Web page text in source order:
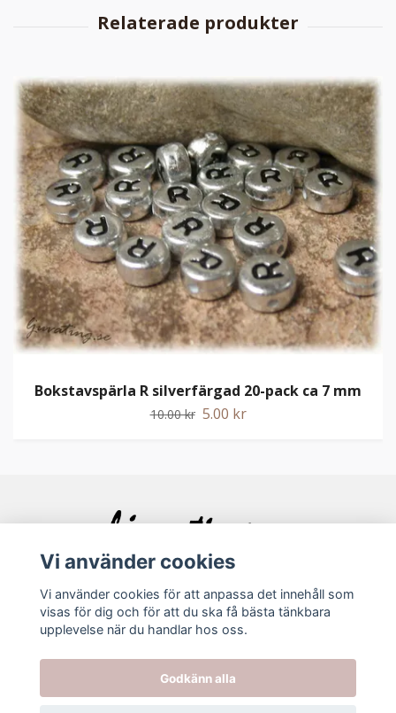
Bokstavspärla R silverfärgad 20-pack ca 7 mm
10.00 kr 5.00 kr
Bolagsinfo
Köpvillkor
Vi använder cookies
Vi använder cookies för att anpassa det innehåll som
visas för dig och för att du ska få bästa tänkbara
upplevelse när du handlar hos oss.
Godkänn alla